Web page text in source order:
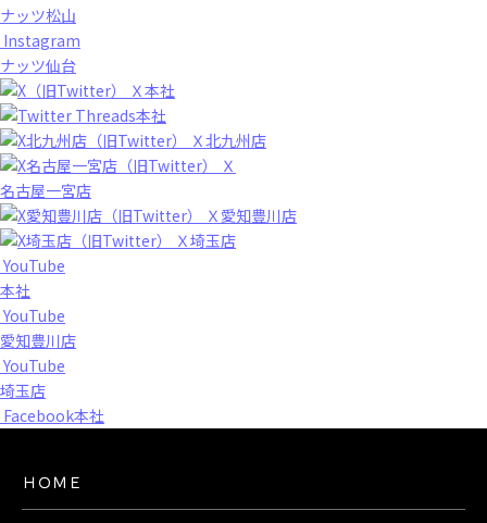
ナッツ松山
Instagram
ナッツ仙台
Ｘ本社
Threads本社
Ｘ北九州店
Ｘ
名古屋一宮店
Ｘ愛知豊川店
Ｘ埼玉店
YouTube
本社
YouTube
愛知豊川店
YouTube
埼玉店
Facebook本社
ＨＯＭＥ